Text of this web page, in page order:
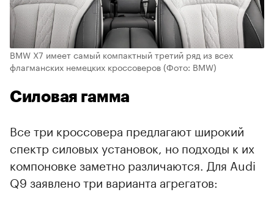
BMW X7 имеет самый компактный третий ряд из всех
флагманских немецких кроссоверов(Фото: BMW)
Силовая гамма
Все три кроссовера предлагают широкий
спектр силовых установок, но подходы к их
компоновке заметно различаются. Для Audi
Q9 заявлено три варианта агрегатов: